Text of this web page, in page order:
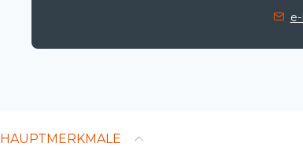
HAUPTMERKMALE